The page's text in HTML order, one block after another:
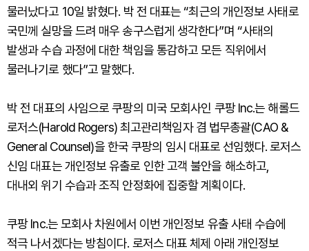
물러났다고 10일 밝혔다. 박 전 대표는 “최근의 개인정보 사태로
국민께 실망을 드려 매우 송구스럽게 생각한다”며 “사태의
발생과 수습 과정에 대한 책임을 통감하고 모든 직위에서
물러나기로 했다”고 말했다.
박 전 대표의 사임으로 쿠팡의 미국 모회사인 쿠팡 Inc.는 해롤드
로저스(Harold Rogers) 최고관리책임자 겸 법무총괄(CAO &
General Counsel)을 한국 쿠팡의 임시 대표로 선임했다. 로저스
신임 대표는 개인정보 유출로 인한 고객 불안을 해소하고,
대내외 위기 수습과 조직 안정화에 집중할 계획이다.
쿠팡 Inc.는 모회사 차원에서 이번 개인정보 유출 사태 수습에
적극 나서겠다는 방침이다. 로저스 대표 체제 아래 개인정보